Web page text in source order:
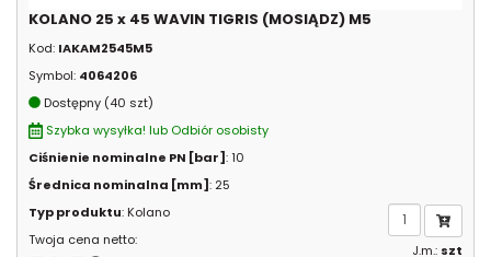
KOLANO 25 x 45 WAVIN TIGRIS (MOSIĄDZ) M5
Kod: IAKAM2545M5
Symbol: 4064206
Dostępny (40 szt)
Szybka wysyłka! lub Odbiór osobisty
Ciśnienie nominalne PN [bar]: 10
Średnica nominalna [mm]: 25
Typ produktu: Kolano
Twoja cena netto:
J.m.: szt